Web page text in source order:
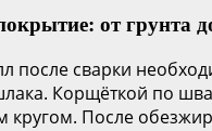
от грунта
после сварки
Корщёткой по
кругом. После